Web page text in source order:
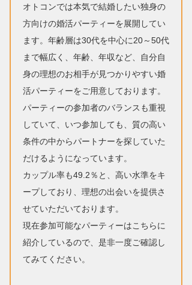
オトコンでは本気で結婚したい独身の
方向けの婚活パーティーを展開してい
ます。年齢層は30代を中心に20～50代
まで幅広く、年齢、年収など、自分自
身の理想のお相手が見つかりやすい婚
活パーティーをご用意しております。
パーティーの参加者のバランスも重視
していて、いつ参加しても、質の高い
条件の中からパートナーを探していた
だけるようになっています。
カップル率も49.2％と、高い水準をキ
ープしており、理想の出会いを提供さ
せていただいております。
現在参加可能なパーティーはこちらに
紹介しているので、是非一度ご確認し
てみてください。